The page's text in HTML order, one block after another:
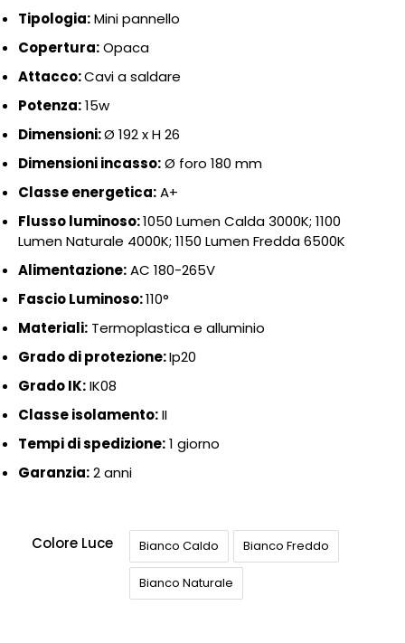
Tipologia:Mini pannello
Copertura:Opaca
Attacco:Cavi a saldare
Potenza:15w
Dimensioni:Ø 192 x H 26
Dimensioni incasso:Ø foro 180 mm
Classe energetica:A+
Flusso luminoso:1050 Lumen Calda 3000K; 1100
Lumen Naturale 4000K; 1150 Lumen Fredda 6500K
Alimentazione:AC 180-265V
Fascio Luminoso:110°
Materiali: Termoplastica e alluminio
Grado di protezione:Ip20
Grado IK:IK08
Classe isolamento:II
Tempi di spedizione:1 giorno
Garanzia:2 anni
Colore Luce Bianco Caldo Bianco Freddo
Bianco Naturale